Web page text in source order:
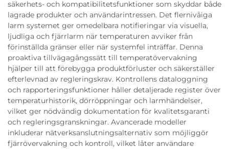
säkerhets- och kompatibilitetsfunktioner som skyddar både
lagrade produkter och användarintressen. Det flernivåiga
larm systemet ger omedelbara notifieringar via visuella,
ljudliga och fjärrlarm när temperaturen avviker från
förinställda gränser eller när systemfel inträffar. Denna
proaktiva tillvägagångssätt till temperatövervakning
hjälper till att förebygga produktförluster och säkerställer
efterlevnad av regleringskrav. Kontrollens dataloggning
och rapporteringsfunktioner håller detaljerade register över
temperaturhistorik, dörröppningar och larmhändelser,
vilket ger nödvändig dokumentation för kvalitetsgaranti
och regleringsgranskningar. Avancerade modeller
inkluderar nätverksanslutningsalternativ som möjliggör
fjärrövervakning och kontroll, vilket låter användare